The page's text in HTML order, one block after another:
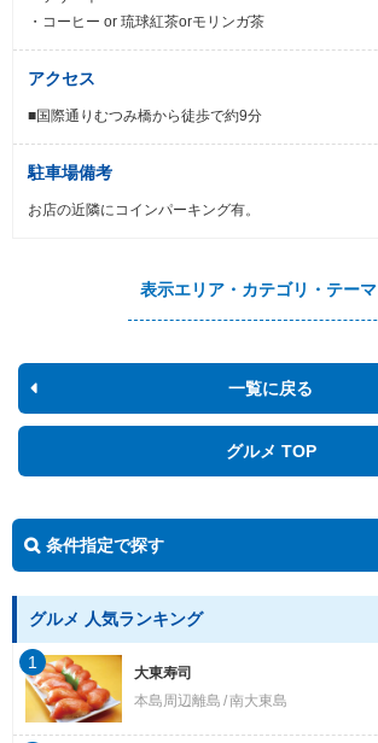
・コーヒー or 琉球紅茶orモリンガ茶
アクセス
■国際通りむつみ橋から徒歩で約9分
駐車場備考
お店の近隣にコインパーキング有。
表示エリア・カテゴリ・テーマ
一覧に戻る
グルメ TOP
条件指定で探す
グルメ 人気ランキング
大東寿司
本島周辺離島 南大東島
1